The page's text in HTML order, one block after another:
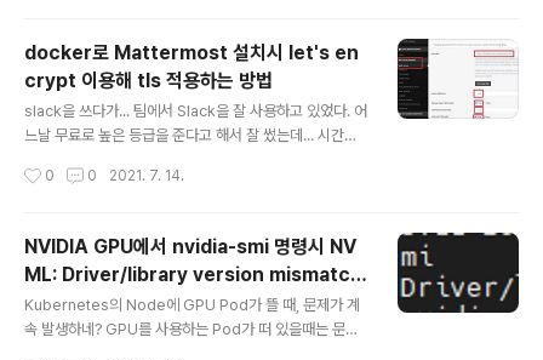
위 디렉토리로 이동 후 docker-compose up 등을 수
행하고 있음. docker-compose 가 실행되고 있는 상태
에서 Ctrl + C 등을 눌러 강제로 죽이뒤에 다시 docker-
compose 를 실행시키면 아래처럼 에러가 나는경우가 있
x..
docker로 Mattermost 설치시 let's en
crypt 이용해 tls 적용하는 방법
slack을 쓰다가... 팀에서 Slack을 잘 사용하고 있었다. 어
느날 무료로 높은 등급을 준다고 해서 잘 썼는데... 시간이
로 사용하긴 비싸고... 역시 설치형인가.. 흠.. Rocket.cha
데, Rocket.chat이 사용이 좀 더 불편해서 Mattermost
를 설치하는것으로 결정. Mattermost 설치하기 역시나
docker로 설치하면 편하다. 멀티노드로 실행하려면 다음
의 링크를 타고 가자 : https://docs.mattermost.com/
0 0 2021. 7. 14.
NVIDIA GPU에서 nvidia-smi 명령시 NV
ML: Driver/library version mismatch
발생 원인은 아마도?
Kubernetes의 Node에 GPU Pod가 뜰 때, 문제가 계
속 발생하네? GPU를 사용하는 Pod가 떠 있을때는 문제